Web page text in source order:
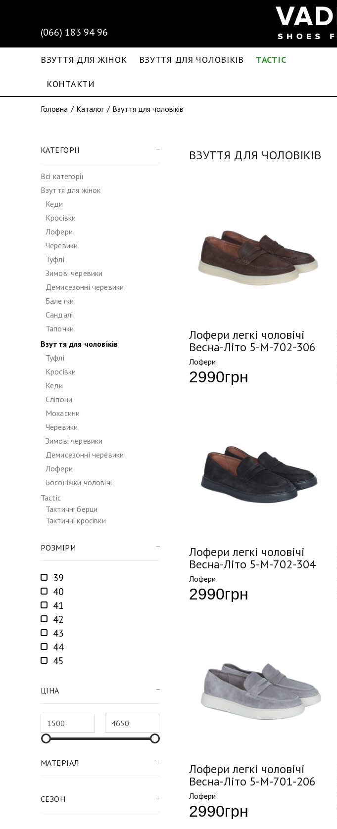
(066) 183 94 96
ВЗУТТЯ ДЛЯ ЖІНОК ВЗУТТЯ ДЛЯ ЧОЛОВІКІВ TACTIC
КОНТАКТИ
Головна Каталог Взуття для чоловіків
КАТЕГОРІЇ
Всі категорії
Взуття для жінок
Кеди
Кросівки
Лофери
Черевики
Туфлі
Зимові черевики
Демисезонні черевики
Балетки
Сандалі
Тапочки
Взуття для чоловіків
Туфлі
Кросівки
Кеди
Сліпони
Мокасини
Черевики
Зимові черевики
Демисезонні черевики
Лофери
Босоніжки чоловічі
Tactic
Тактичні берци
Тактичні кросівки
РОЗМІРИ
39
40
41
42
43
44
45
ЦІНА
МАТЕРІАЛ
СЕЗОН
ВЗУТТЯ ДЛЯ ЧОЛОВІКІВ
Лофери легкі чоловічі
Весна-Літо 5-M-702-306
Лофери
2990грн
Лофери легкі чоловічі
Весна-Літо 5-M-702-304
Лофери
2990грн
Лофери легкі чоловічі
Весна-Літо 5-M-701-206
Лофери
2990грн